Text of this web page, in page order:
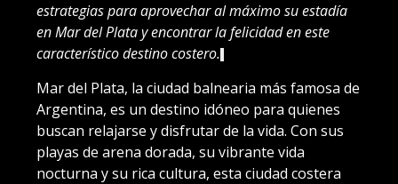
estrategias para aprovechar al máximo su estadía
en Mar del Plata y encontrar la felicidad en este
característico destino costero.
Mar del Plata, la ciudad balnearia más famosa de
Argentina, es un destino idóneo para quienes
buscan relajarse y disfrutar de la vida. Con sus
playas de arena dorada, su vibrante vida
nocturna y su rica cultura, esta ciudad costera